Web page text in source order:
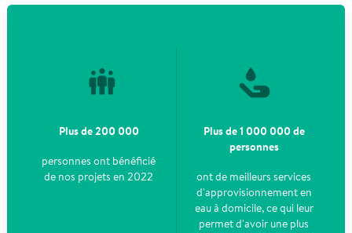
Plus de 200 000
personnes ont bénéficié
de nos projets en 2022
Plus de 1 000 000 de
personnes
ont de meilleurs services
d'approvisionnement en
eau à domicile, ce qui leur
permet d'avoir une plus